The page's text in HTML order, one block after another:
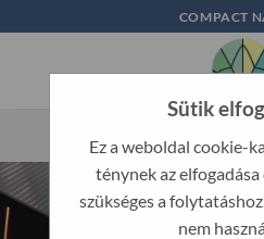
to
COMPACT
Sütik
Ez a weboldal cookie-
ténynek az elfogadása
szükséges a
nem